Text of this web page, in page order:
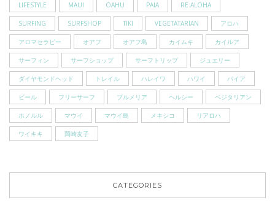
LIFESTYLE MAUI OAHU PAIA RE:ALOHA
SURFING SURFSHOP TIKI VEGETATARIAN アロハ
アロマセラピー オアフ オアフ島 カイムキ カイルア
サーフィン サーフショップ サーフトリップ ジュエリー
ダイヤモンドヘッド トレイル ハレイワ ハワイ パイア
ビール フリーサーフ プルメリア ヘルシー ベジタリアン
ホノルル マウイ マウイ島 メキシコ リアロハ
ワイキキ 岡崎友子
CATEGORIES